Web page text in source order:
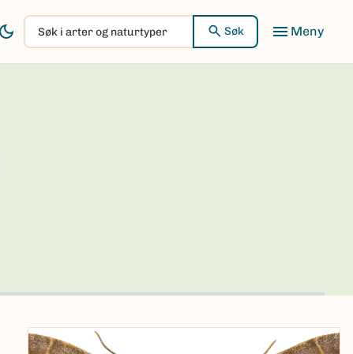
Søk
i
arter
Søk